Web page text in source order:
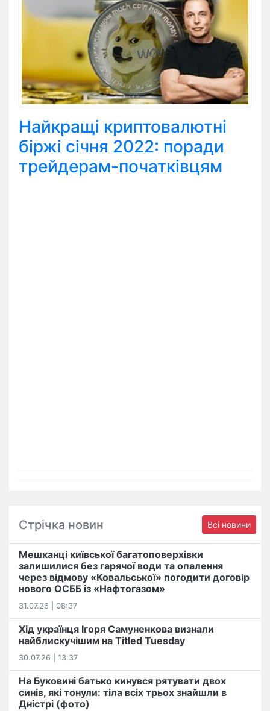
Найкращі криптовалютні
біржі січня 2022: поради
трейдерам-початківцям
Стрічка новин Всі новини
Мешканці київської багатоповерхівки
залишилися без гарячої води та опалення
через відмову «Ковальської» погодити договір
нового ОСББ із «Нафтогазом»
31.07.26 | 08:37
Хід українця Ігоря Самуненкова визнали
найблискучішим на Titled Tuesday
30.07.26 | 13:37
На Буковині батько кинувся рятувати двох
синів, які тонули: тіла всіх трьох знайшли в
Дністрі (фото)